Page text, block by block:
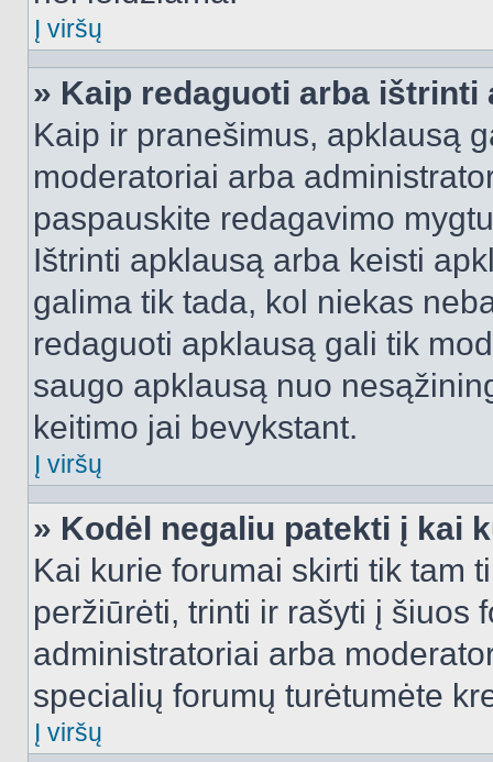
Į viršų
» Kaip redaguoti arba ištrinti
Kaip ir pranešimus, apklausą
moderatoriai arba
paspauskite redagavimo
Ištrinti apklausą arba keisti
galima tik tada, kol niekas
redaguoti apklausą gali tik
saugo apklausą nuo
keitimo jai bevykstant.
Į viršų
» Kodėl negaliu patekti į kai
Kai kurie forumai skirti tik tam
peržiūrėti, trinti ir rašyti į šiuos
administratoriai arba
specialių forumų turėtumėte
Į viršų